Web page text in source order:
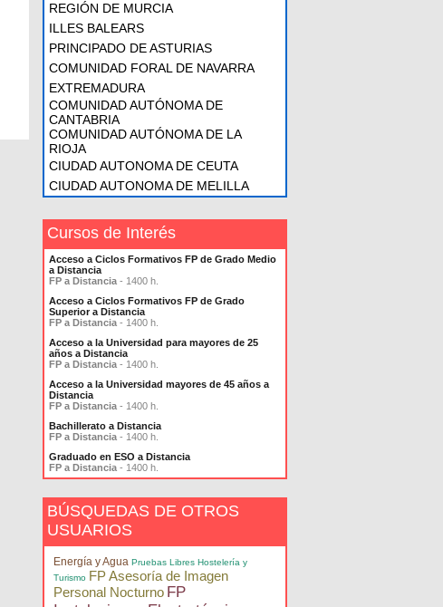
REGIÓN DE MURCIA
ILLES BALEARS
PRINCIPADO DE ASTURIAS
COMUNIDAD FORAL DE NAVARRA
EXTREMADURA
COMUNIDAD AUTÓNOMA DE
CANTABRIA
COMUNIDAD AUTÓNOMA DE LA
RIOJA
CIUDAD AUTONOMA DE CEUTA
CIUDAD AUTONOMA DE MELILLA
Cursos de Interés
Acceso a Ciclos Formativos FP de Grado Medio
a Distancia
FP a Distancia - 1400 h.
Acceso a Ciclos Formativos FP de Grado
Superior a Distancia
FP a Distancia - 1400 h.
Acceso a la Universidad para mayores de 25
años a Distancia
FP a Distancia - 1400 h.
Acceso a la Universidad mayores de 45 años a
Distancia
FP a Distancia - 1400 h.
Bachillerato a Distancia
FP a Distancia - 1400 h.
Graduado en ESO a Distancia
FP a Distancia - 1400 h.
BÚSQUEDAS DE OTROS
USUARIOS
Energía y Agua Pruebas Libres Hostelería y
Turismo FP Asesoría de Imagen
Personal Nocturno FP